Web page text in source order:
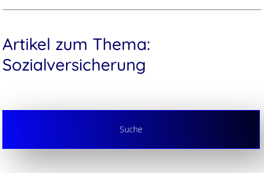
Artikel zum Thema:
Sozialversicherung
Suche